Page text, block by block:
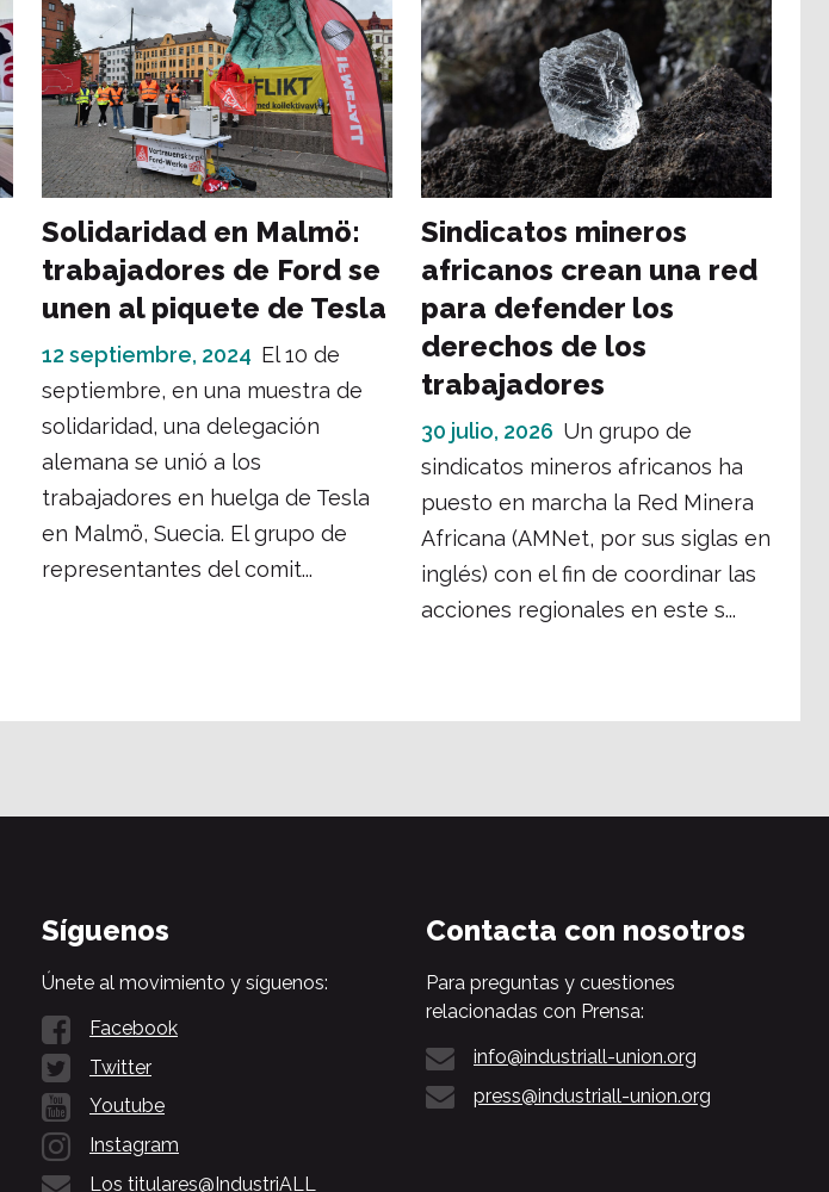
Solidaridad en Malmö:
trabajadores de Ford se
unen al piquete de Tesla
12 septiembre, 2024 El 10 de
septiembre, en una muestra de
solidaridad, una delegación
alemana se unió a los
trabajadores en huelga de Tesla
en Malmö, Suecia. El grupo de
representantes del comit...
Sindicatos mineros
africanos crean una red
para defender los
derechos de los
trabajadores
30 julio, 2026 Un grupo de
sindicatos mineros africanos ha
puesto en marcha la Red Minera
Africana (AMNet, por sus siglas en
inglés) con el fin de coordinar las
acciones regionales en este s...
Síguenos
Únete al movimiento y síguenos:
Facebook
Twitter
Youtube
Instagram
Los titulares@IndustriALL
Contacta con nosotros
Para preguntas y cuestiones
relacionadas con Prensa:
info@industriall-union.org
press@industriall-union.org